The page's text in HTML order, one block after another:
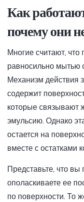
Как
почему они
Многие считают, что
равносильно мытью
Механизм действия
содержит
которые связывают
эмульсию. Однако
остается на
вместе с остатками
Представьте, что вы
ополаскиваете ее
по поверхности. То